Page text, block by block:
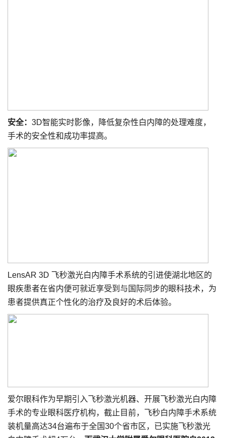
安全： 3D智能实时影像，降低复杂性白内障的处理难度，
手术的安全性和成功率提高。
LensAR 3D 飞秒激光白内障手术系统的引进使湖北地区的
眼疾患者在省内便可就近享受到与国际同步的眼科技术，为
患者提供真正个性化的治疗及良好的术后体验。
爱尔眼科作为早期引入飞秒激光机器、开展飞秒激光白内障
手术的专业眼科医疗机构，截止目前，飞秒白内障手术系统
装机量高达34台遍布于全国30个省市区，已实施飞秒激光